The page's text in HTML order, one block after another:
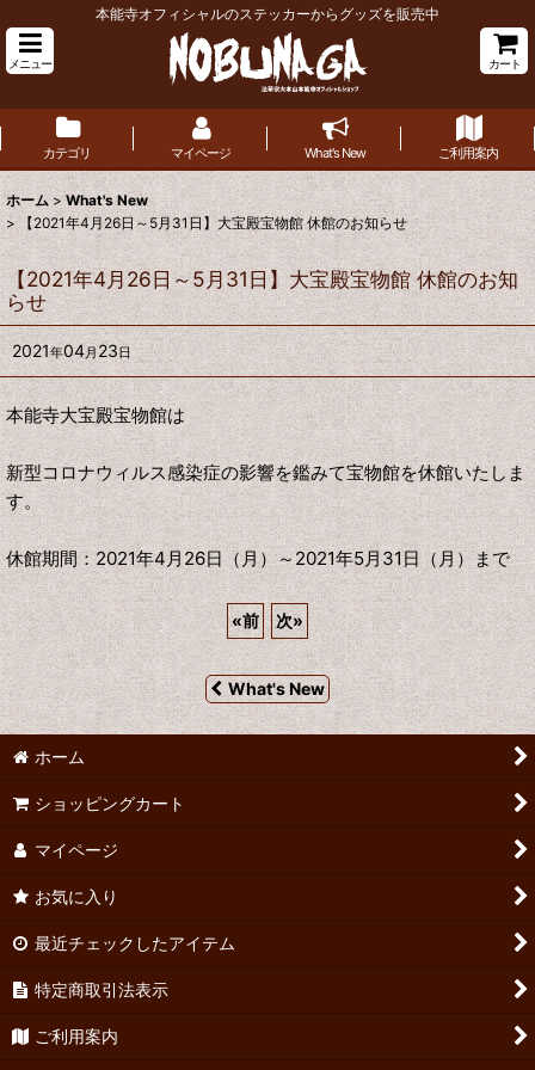
本能寺オフィシャルのステッカーからグッズを販売中
メニュー カート
カテゴリ マイページ What's New ご利用案内
ホーム > What's New
>
【2021年4月26日～5月31日】大宝殿宝物館 休館のお知らせ
【2021年4月26日～5月31日】大宝殿宝物館 休館のお知
らせ
2021年04月23日
本能寺大宝殿宝物館は
新型コロナウィルス感染症の影響を鑑みて宝物館を休館いたしま
す。
休館期間：2021年4月26日（月）～2021年5月31日（月）まで
«前 次»
What's New
ホーム
ショッピングカート
マイページ
お気に入り
最近チェックしたアイテム
特定商取引法表示
ご利用案内